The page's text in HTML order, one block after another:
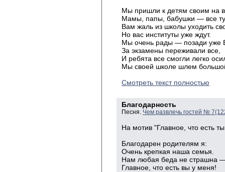
Мы пришли к детям своим на
Мамы, папы, бабушки — все
Вам жаль из школы уходить
Но вас институты уже ждут.
Мы очень рады — позади уже
За экзамены переживали все,
И ребята все смогли легко
Мы своей школе шлем
Смотреть текст полностью
Благодарность
Песня. Чем развлечь гостей №
На мотив "Главное, что есть
Благодарен родителям я:
Очень крепкая наша семья.
Нам любая беда не страшна
Главное, что есть вы у меня!